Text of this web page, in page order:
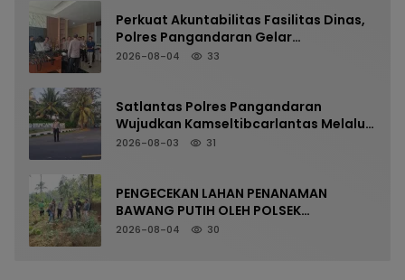
Perkuat Akuntabilitas Fasilitas Dinas,
Polres Pangandaran Gelar
Pemeriksaan Senpi Berkala
2026-08-04 33
Satlantas Polres Pangandaran
Wujudkan Kamseltibcarlantas Melalui
Pelayanan Arus Pagi
2026-08-03 31
PENGECEKAN LAHAN PENANAMAN
BAWANG PUTIH OLEH POLSEK
LANGKAPLANCAR DUKUNG PROGRAM
2026-08-04 30